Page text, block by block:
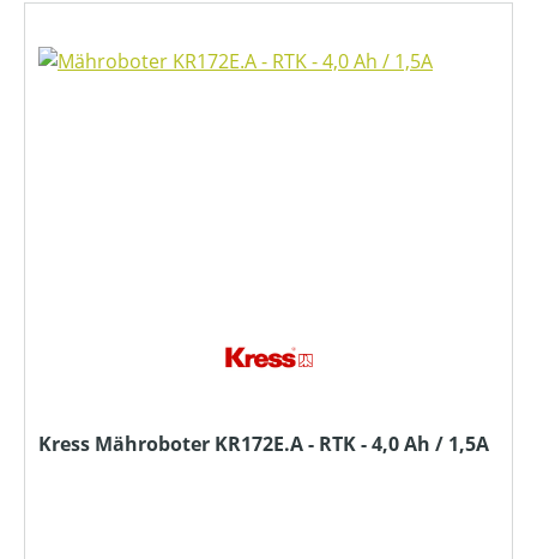
Kress Mähroboter KR172E.A - RTK - 4,0 Ah / 1,5A